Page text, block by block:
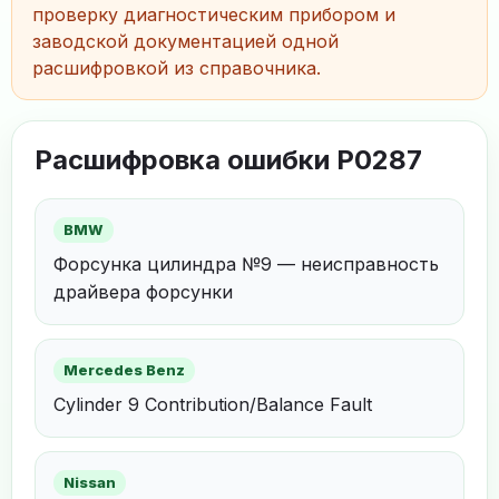
проверку диагностическим прибором и
заводской документацией одной
расшифровкой из справочника.
Расшифровка ошибки P0287
BMW
Форсунка цилиндра №9 — неисправность
драйвера форсунки
Mercedes Benz
Cylinder 9 Contribution/Balance Fault
Nissan